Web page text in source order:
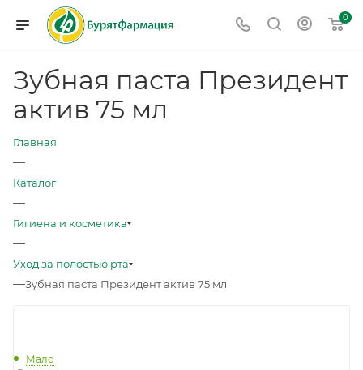
0
Зубная паста Президент
актив 75 мл
Главная
—
Каталог
—
Гигиена и косметика
—
Уход за полостью рта
—Зубная паста Президент актив 75 мл
Мало